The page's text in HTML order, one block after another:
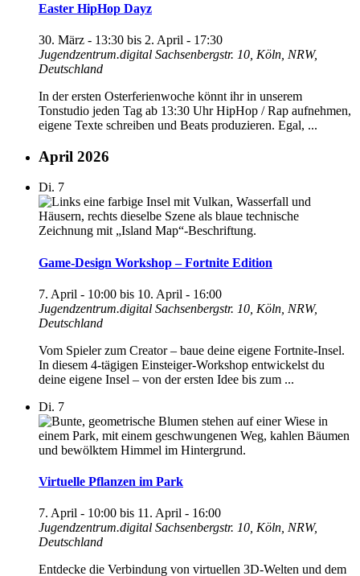
Easter HipHop Dayz
30. März - 13:30 bis 2. April - 17:30
Jugendzentrum.digital Sachsenbergstr. 10, Köln, NRW,
Deutschland
In der ersten Osterferienwoche könnt ihr in unserem
Tonstudio jeden Tag ab 13:30 Uhr HipHop / Rap aufnehmen,
eigene Texte schreiben und Beats produzieren. Egal, ...
April 2026
Di. 7
Game-Design Workshop – Fortnite Edition
7. April - 10:00 bis 10. April - 16:00
Jugendzentrum.digital Sachsenbergstr. 10, Köln, NRW,
Deutschland
Vom Spieler zum Creator – baue deine eigene Fortnite-Insel.
In diesem 4-tägigen Einsteiger-Workshop entwickelst du
deine eigene Insel – von der ersten Idee bis zum ...
Di. 7
Virtuelle Pflanzen im Park
7. April - 10:00 bis 11. April - 16:00
Jugendzentrum.digital Sachsenbergstr. 10, Köln, NRW,
Deutschland
Entdecke die Verbindung von virtuellen 3D-Welten und dem